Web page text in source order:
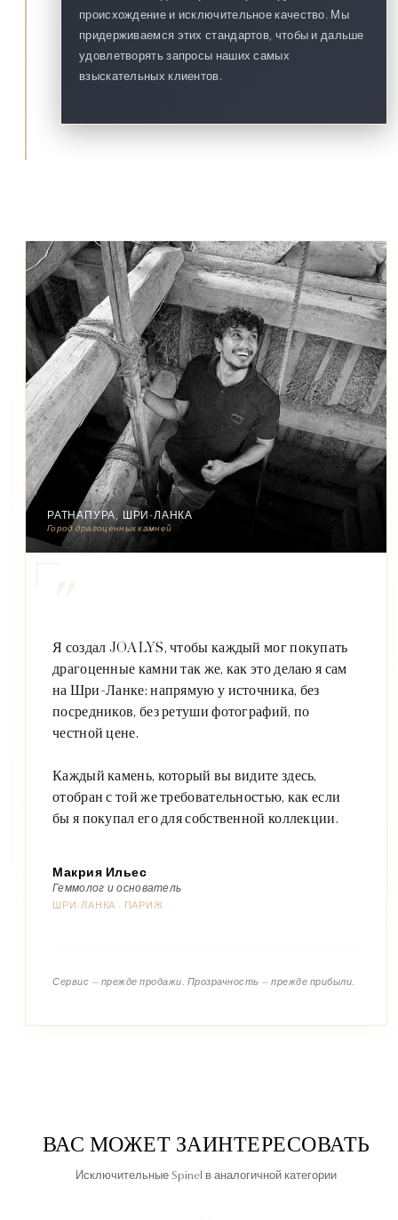
происхождение и исключительное качество. Мы
придерживаемся этих стандартов, чтобы и дальше
удовлетворять запросы наших самых
взыскательных клиентов.
Я создал JOALYS, чтобы каждый мог покупать
драгоценные камни так же, как это делаю я сам
на Шри-Ланке: напрямую у источника, без
посредников, без ретуши фотографий, по
честной цене.
Каждый камень, который вы видите здесь,
отобран с той же требовательностью, как если
бы я покупал его для собственной коллекции.
Макрия Ильес
Геммолог и основатель
ШРИ-ЛАНКА · ПАРИЖ
Сервис — прежде продажи. Прозрачность — прежде прибыли.
РАТНАПУРА, ШРИ-ЛАНКА
Город драгоценных камней
ВАС МОЖЕТ ЗАИНТЕРЕСОВАТЬ
Исключительные Spinel в аналогичной категории